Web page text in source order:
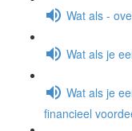
Wat als -
Wat als je
Wat als je
financieel